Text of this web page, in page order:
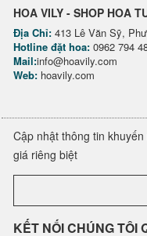
HOA VILY - SHOP HOA
Địa Chỉ: 413 Lê Văn Sỹ,
Hotline đặt hoa: 0962 794
Mail:info@hoavily.com
Web: hoavily.com
Cập nhật thông tin
giá riêng biệt
KẾT NỐI CHÚNG TÔI